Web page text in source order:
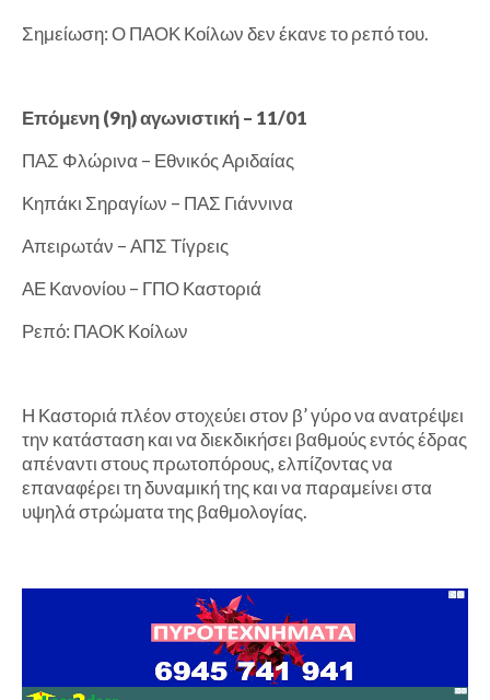
Σημείωση: Ο ΠΑΟΚ Κοίλων δεν έκανε το ρεπό του.
Επόμενη (9η) αγωνιστική – 11/01
ΠΑΣ Φλώρινα – Εθνικός Αριδαίας
Κηπάκι Σηραγίων – ΠΑΣ Γιάννινα
Απειρωτάν – ΑΠΣ Τίγρεις
ΑΕ Κανονίου – ΓΠΟ Καστοριά
Ρεπό: ΠΑΟΚ Κοίλων
Η Καστοριά πλέον στοχεύει στον β’ γύρο να ανατρέψει
την κατάσταση και να διεκδικήσει βαθμούς εντός έδρας
απέναντι στους πρωτοπόρους, ελπίζοντας να
επαναφέρει τη δυναμική της και να παραμείνει στα
υψηλά στρώματα της βαθμολογίας.